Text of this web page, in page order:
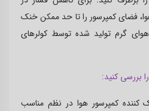
فضای کمپرسور را تا حد ممکن خنک
گرم تولید شده توسط کولرهای
بررسی کنید:
کمپرسور هوا در نظم مناسب